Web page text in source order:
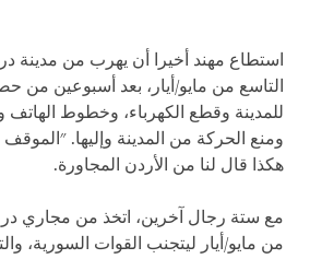
استطاع مهند أخيرا أن يهرب من مدينة
التاسع من مايو/أيار، بعد أسبوعين من
للمدينة وقطع الكهرباء، وخطوط الهاتف
ومنع الحركة من المدينة وإليها.
هكذا قال لنا من الأردن المجاورة.
مع ستة رجال آخرين، اتخذ من مجاري
من مايو/أيار ليتجنب القوات السورية،